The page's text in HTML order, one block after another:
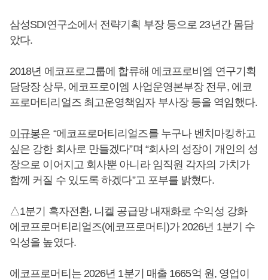
삼성SDI연구소에서 전략기획 부장 등으로 23년간 몸담
았다.
2018년 에코프로그룹에 합류해 에코프로비엠 연구기획
담당장 상무, 에코프로이엠 사업운영본부장 전무, 에코
프로머티리얼즈 최고운영책임자 부사장 등을 역임했다.
이규봉은 “에코프로머티리얼즈를 누구나 벤치마킹하고
싶은 강한 회사로 만들겠다”며 “회사의 성장이 개인의 성
장으로 이어지고 회사뿐 아니라 임직원 각자의 가치가
함께 커질 수 있도록 하겠다”고 포부를 밝혔다.
△1분기 흑자전환, 니켈 공급망 내재화로 수익성 강화
에코프로머티리얼즈(에코프로머티)가 2026년 1분기 수
익성을 높였다.
에코프로머티는 2026년 1분기 매출 1665억 원, 영업이